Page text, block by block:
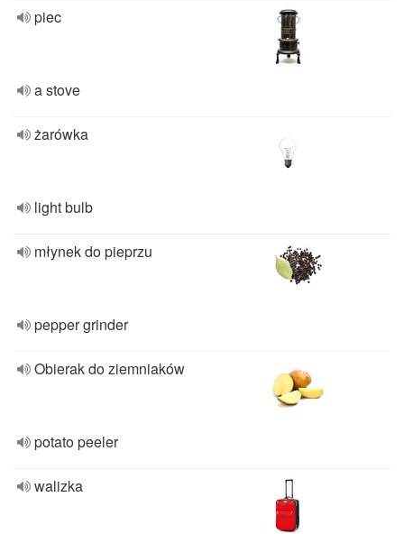
piec
a stove
żarówka
light bulb
młynek do pieprzu
pepper grinder
Obierak do ziemniaków
potato peeler
walizka